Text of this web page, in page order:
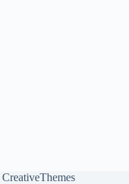
CreativeThemes